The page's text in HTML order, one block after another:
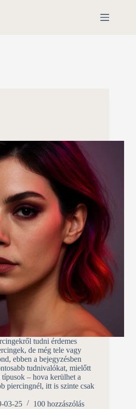
tudni érdemes
de még tele vagy
ebben a bejegyzésben
tudnivalókat, mielőtt
– hova kerülhet a
piercingnél, itt is szinte csak
03-25 100 hozzászólás